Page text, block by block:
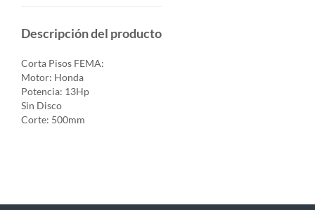
Descripción del producto
Corta Pisos FEMA:
Motor: Honda
Potencia: 13Hp
Sin Disco
Corte: 500mm